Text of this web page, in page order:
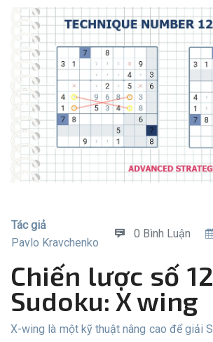
Tác giả
Pavlo Kravchenko
0 Bình Luận
Chiến lược số 12 để giải
Sudoku: X wing
X-wing là một kỹ thuật nâng cao để giải Sudoku phức tạp và